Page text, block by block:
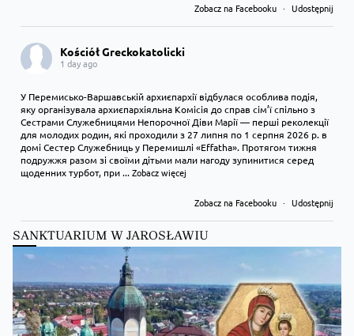
Zobacz na Facebooku · Udostępnij
Kościół Greckokatolicki
1 day ago
У Перемисько-Варшавській архиєпархії відбулася особлива подія,
яку організувала архиєпархіяльна Комісія до справ сім’ї спільно з
Сестрами Служебницями Непорочної Діви Марії — перші реколекції
для молодих родин, які проходили з 27 липня по 1 серпня 2026 р. в
домі Сестер Служебниць у Перемишлі «Effatha». Протягом тижня
подружжя разом зі своїми дітьми мали нагоду зупинитися серед
щоденних турбот, при...Zobacz więcej
Zobacz na Facebooku · Udostępnij
Kościół Greckokatolicki
Преображення Господнє в Лодзі
SANKTUARIUM W JAROSŁAWIU